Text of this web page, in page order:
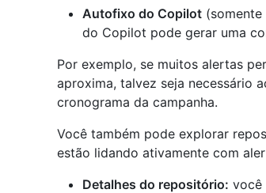
Autofixo do Copilot
do Copilot pode gerar uma
Por exemplo, se muitos alertas
aproxima, talvez seja necessário
cronograma da campanha.
Você também pode explorar
estão lidando ativamente com
Detalhes do repositório: você